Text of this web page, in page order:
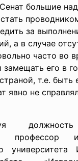
Сенат большие
за
а в случае
часто во
замещать его в
т.е. быть
явно не
профессор